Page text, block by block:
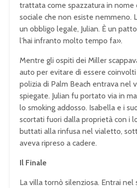
trattata come spazzatura in nome
sociale che non esiste nemmeno.
un obbligo legale, Julian. È un
l’hai infranto molto tempo fa».
Mentre gli ospiti dei Miller
auto per evitare di essere
polizia di Palm Beach entrava nel
spiegate. Julian fu portato via in
lo smoking addosso. Isabella e i
scortati fuori dalla proprietà con i
buttati alla rinfusa nel vialetto,
aveva ripreso a cadere.
Il Finale
La villa tornò silenziosa. Entrai nel